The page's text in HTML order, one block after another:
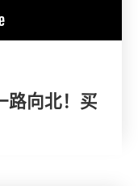
路向北！买